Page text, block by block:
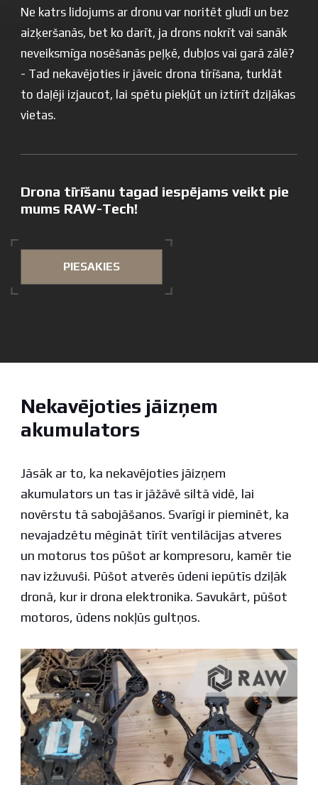
Ne katrs lidojums ar dronu var noritēt gludi un bez
aizķeršanās, bet ko darīt, ja drons nokrīt vai sanāk
neveiksmīga nosēšanās peļķē, dubļos vai garā zālē?
- Tad nekavējoties ir jāveic drona tīrīšana, turklāt
to daļēji izjaucot, lai spētu piekļūt un iztīrīt dziļākas
vietas.
Drona tīrīšanu tagad iespējams veikt pie
mums RAW-Tech!
PIESAKIES
Nekavējoties jāizņem
akumulators
Jāsāk ar to, ka nekavējoties jāizņem
akumulators un tas ir jāžāvē siltā vidē, lai
novērstu tā sabojāšanos. Svarīgi ir pieminēt, ka
nevajadzētu mēgināt tīrīt ventilācijas atveres
un motorus tos pūšot ar kompresoru, kamēr tie
nav izžuvuši. Pūšot atverēs ūdeni iepūtīs dziļāk
dronā, kur ir drona elektronika. Savukārt, pūšot
motoros, ūdens nokļūs gultņos.